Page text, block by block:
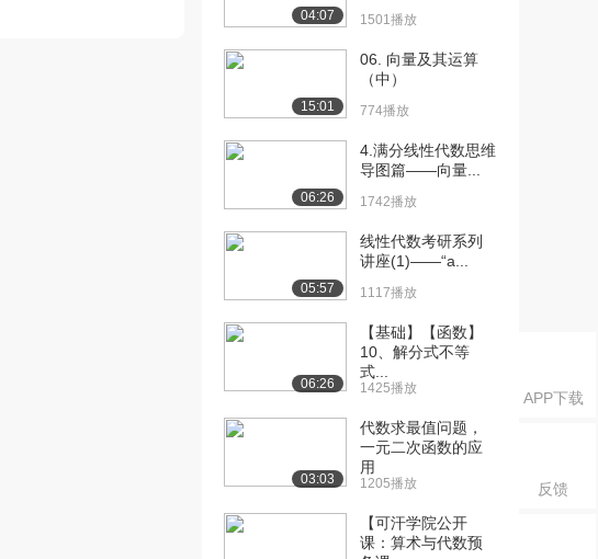
APP下载
反馈
[17] 10-逆矩阵的定义及性
1710播放
[18] 10-逆矩阵的定义及性
质（下）
1559播放
[19] 11-逆矩阵的计算
1609播放
[20] 12-求解矩阵方程
07:16
[21] 12-求解矩阵方程
07:18
[22] 13-行列式的定义
07:57
[23] 13-行列式的定义
（下）
04:07 1501播放
15:01
06. 向量及其运算
（中）
774播放
06:26
4.满分线性代数思维
导图篇——向量...
1742播放
05:57
线性代数考研系列
讲座(1)——“a...
1117播放
06:26
【基础】【函数】
10、解分式不等
式...
1425播放
03:03
代数求最值问题，
一元二次函数的应
用
1205播放
【可汗学院公开
课：算术与代数预